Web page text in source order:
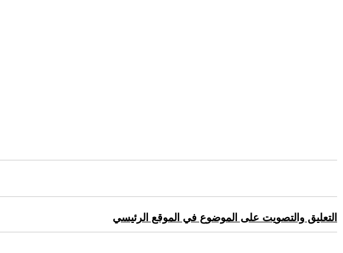
التعليق والتصويت على الموضوع في الموقع الرئيسي